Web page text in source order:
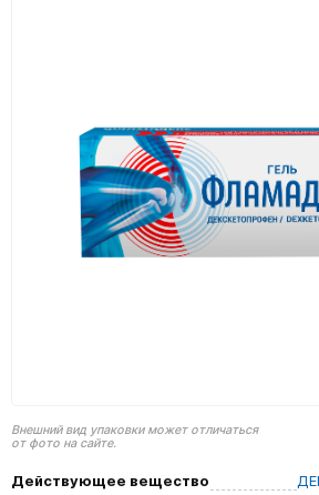
Внешний вид упаковки может отличаться
от фото на сайте.
Действующее вещество